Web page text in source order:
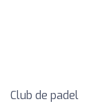
Club de padel